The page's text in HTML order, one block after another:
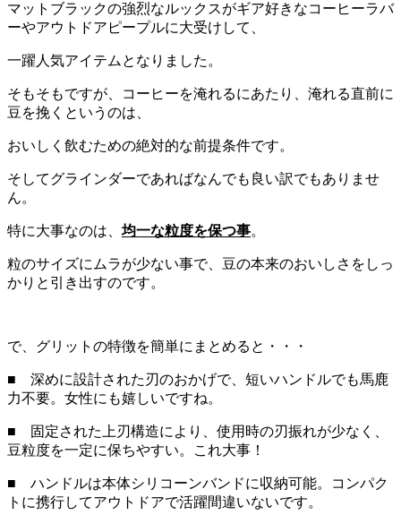
マットブラックの強烈なルックスがギア好きなコーヒーラバ
ーやアウトドアピープルに大受けして、
一躍人気アイテムとなりました。
そもそもですが、コーヒーを淹れるにあたり、淹れる直前に
豆を挽くというのは、
おいしく飲むための絶対的な前提条件です。
そしてグラインダーであればなんでも良い訳でもありませ
ん。
特に大事なのは、 均一な粒度を保つ事。
粒のサイズにムラが少ない事で、豆の本来のおいしさをしっ
かりと引き出すのです。
で、グリットの特徴を簡単にまとめると・・・
■ 深めに設計された刃のおかげで、短いハンドルでも馬鹿
力不要。女性にも嬉しいですね。
■ 固定された上刃構造により、使用時の刃振れが少なく、
豆粒度を一定に保ちやすい。これ大事！
■ ハンドルは本体シリコーンバンドに収納可能。コンパク
トに携行してアウトドアで活躍間違いないです。